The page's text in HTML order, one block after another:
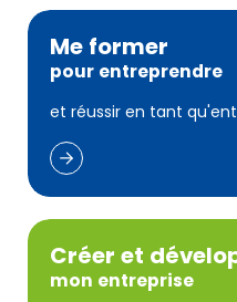
Me former
pour entreprendre
et réussir en tant
Créer et
mon entreprise